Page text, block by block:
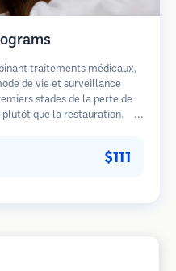
traitements médicaux,
de vie et surveillance
stades de la perte de
plutôt que la restauration.
$111